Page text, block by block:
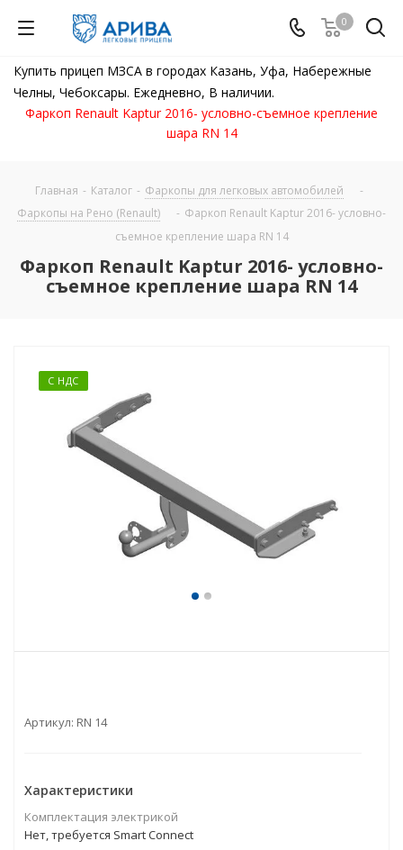
0
Купить прицеп МЗСА в городах Казань, Уфа, Набережные
Челны, Чебоксары. Ежедневно, В наличии.
Фаркоп Renault Kaptur 2016- условно-съемное крепление
шара RN 14
Главная - Каталог - Фаркопы для легковых автомобилей
-
Фаркопы на Рено (Renault)
- Фаркоп Renault Kaptur 2016- условно-
съемное крепление шара RN 14
Фаркоп Renault Kaptur 2016- условно-
съемное крепление шара RN 14
С НДС
Артикул: RN 14
Характеристики
Комплектация электрикой
Нет, требуется Smart Connect